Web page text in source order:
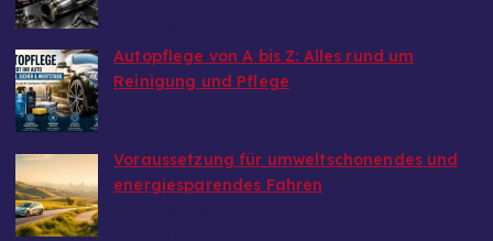
Autopflege von A bis Z: Alles rund um
Reinigung und Pflege
Voraussetzung für umweltschonendes und
energiesparendes Fahren